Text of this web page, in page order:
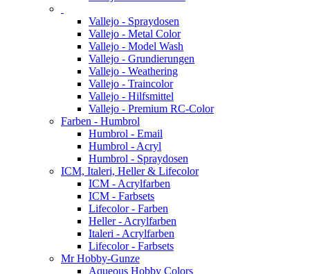
Vallejo - Spraydosen
Vallejo - Metal Color
Vallejo - Model Wash
Vallejo - Grundierungen
Vallejo - Weathering
Vallejo - Traincolor
Vallejo - Hilfsmittel
Vallejo - Premium RC-Color
Farben - Humbrol
Humbrol - Email
Humbrol - Acryl
Humbrol - Spraydosen
ICM, Italeri, Heller & Lifecolor
ICM - Acrylfarben
ICM - Farbsets
Lifecolor - Farben
Heller - Acrylfarben
Italeri - Acrylfarben
Lifecolor - Farbsets
Mr Hobby-Gunze
Aqueous Hobby Colors